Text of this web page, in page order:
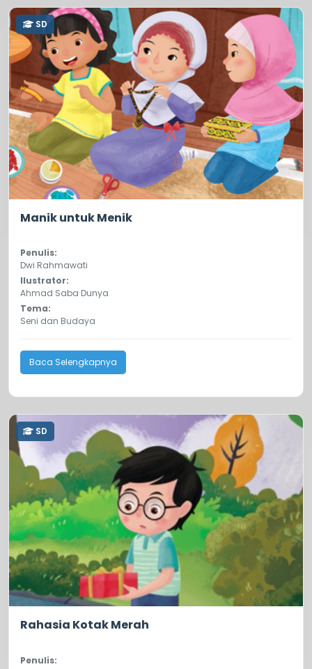
SD
Manik untuk Menik
Penulis:
Dwi Rahmawati
Ilustrator:
Ahmad Saba Dunya
Tema:
Seni dan Budaya
Baca Selengkapnya
SD
Rahasia Kotak Merah
Penulis: